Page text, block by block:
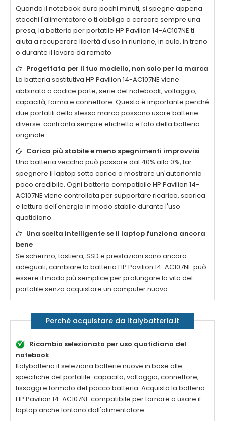
Quando il notebook dura pochi minuti, si spegne appena
stacchi l'alimentatore o ti obbliga a cercare sempre una
presa, la batteria per portatile HP Pavilion 14-AC107NE ti
aiuta a recuperare libertà d'uso in riunione, in aula, in treno
o durante il lavoro da remoto.
Progettata per il tuo modello, non solo per la marca
La batteria sostitutiva HP Pavilion 14-AC107NE viene
abbinata a codice parte, serie del notebook, voltaggio,
capacità, forma e connettore. Questo è importante perché
due portatili della stessa marca possono usare batterie
diverse: confronta sempre etichetta e foto della batteria
originale.
Carica più stabile e meno spegnimenti improvvisi
Una batteria vecchia può passare dal 40% allo 0%, far
spegnere il laptop sotto carico o mostrare un'autonomia
poco credibile. Ogni batteria compatibile HP Pavilion 14-
AC107NE viene controllata per supportare ricarica, scarica
e lettura dell'energia in modo stabile durante l'uso
quotidiano.
Una scelta intelligente se il laptop funziona ancora
bene
Se schermo, tastiera, SSD e prestazioni sono ancora
adeguati, cambiare la batteria HP Pavilion 14-AC107NE può
essere il modo più semplice per prolungare la vita del
portatile senza acquistare un computer nuovo.
Perché acquistare da Italybatteria.it
Ricambio selezionato per uso quotidiano del
notebook
Italybatteria.it seleziona batterie nuove in base alle
specifiche del portatile: capacità, voltaggio, connettore,
fissaggi e formato del pacco batteria. Acquista la batteria
HP Pavilion 14-AC107NE compatibile per tornare a usare il
laptop anche lontano dall'alimentatore.